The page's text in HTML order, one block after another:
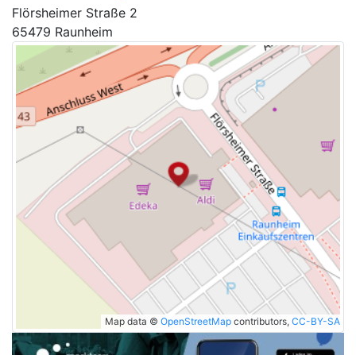
Flörsheimer Straße 2
65479 Raunheim
Map data © OpenStreetMap contributors, CC-BY-SA